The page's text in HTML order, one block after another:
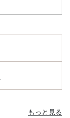
もっと見る